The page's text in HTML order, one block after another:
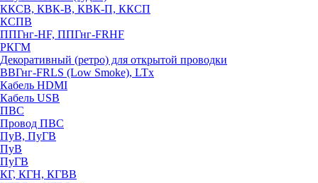
ККСВ, КВК-В, КВК-П, ККСП
КСПВ
ППГнг-HF, ППГнг-FRHF
РКГМ
Декоративный (ретро) для открытой проводки
ВВГнг-FRLS (Low Smoke), LTx
Кабель HDMI
Кабель USB
ПВС
Провод ПВС
ПуВ, ПуГВ
ПуВ
ПуГВ
КГ, КГН, КГВВ